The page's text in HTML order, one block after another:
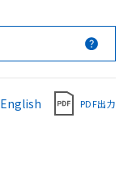
English PDF出力